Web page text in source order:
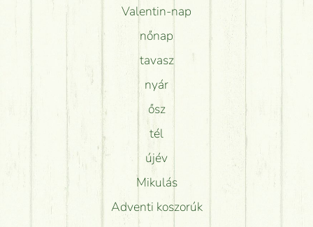
Valentin-nap
nőnap
tavasz
nyár
ősz
tél
újév
Mikulás
Adventi koszorúk